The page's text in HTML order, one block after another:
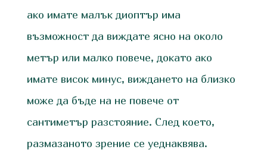
ако имате малък диоптър има
възможност да виждате ясно на около
метър или малко повече, докато ако
имате висок минус, виждането на близко
може да бъде на не повече от
сантиметър разстояние. След което,
размазаното зрение се уеднаквява.